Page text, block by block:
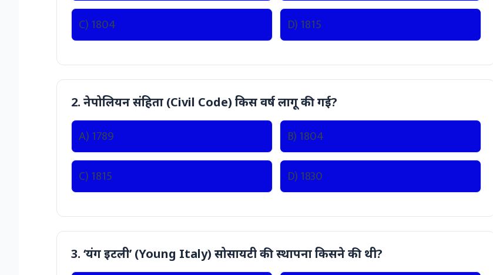
C) 1804
D) 1815
2. नेपोलियन संहिता (Civil Code) किस वर्ष लागू की गई?
A) 1789
B) 1804
C) 1815
D) 1830
3. ‘यंग इटली’ (Young Italy) सोसायटी की स्थापना किसने की थी?